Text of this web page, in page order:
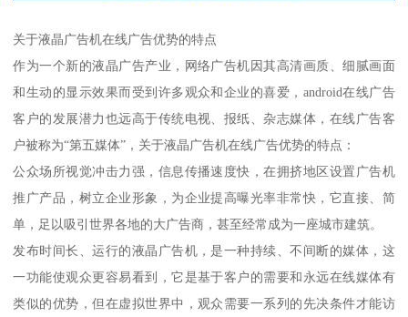
关于液晶广告机在线广告优势的特点
作为一个新的液晶广告产业，网络广告机因其高清画质、细腻画面
和生动的显示效果而受到许多观众和企业的喜爱，android在线广告
客户的发展潜力也远高于传统电视、报纸、杂志媒体，在线广告客
户被称为“第五媒体”，关于液晶广告机在线广告优势的特点：
公众场所视觉冲击力强，信息传播速度快，在拥挤地区设置广告机
推广产品，树立企业形象，为企业提高曝光率非常快，它直接、简
单，足以吸引世界各地的大广告商，甚至经常成为一座城市建筑。
发布时间长、运行的液晶广告机，是一种持续、不间断的媒体，这
一功能使观众更容易看到，它是基于客户的需要和永远在线媒体有
类似的优势，但在虚拟世界中，观众需要一系列的先决条件才能访